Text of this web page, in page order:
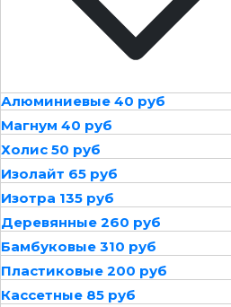
Алюминиевые 40 руб
Магнум 40 руб
Холис 50 руб
Изолайт 65 руб
Изотра 135 руб
Деревянные 260 руб
Бамбуковые 310 руб
Пластиковые 200 руб
Кассетные 85 руб